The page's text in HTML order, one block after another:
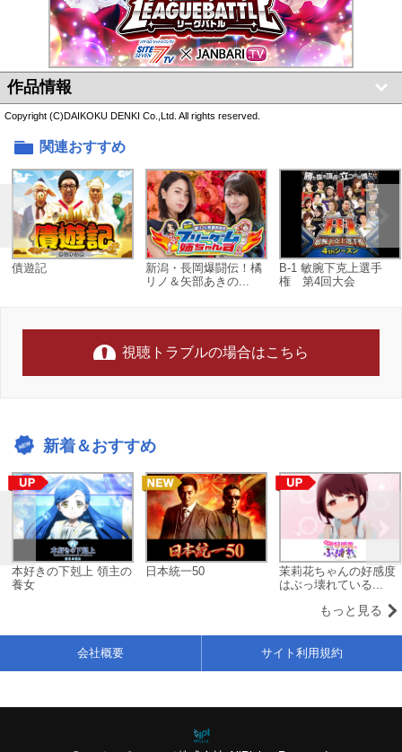
作品情報
Copyright (C)DAIKOKU DENKI Co.,Ltd. All rights reserved.
関連おすすめ
債遊記
新潟・長岡爆闘伝！橘
リノ＆矢部あきの...
B-1 敏腕下克上選手
権 第4回大会
視聴トラブルの場合はこちら
新着＆おすすめ
本好きの下剋上 領主の
養女
日本統一50
茉莉花ちゃんの好感度
はぶっ壊れている...
もっと見る
会社概要 サイト利用規約